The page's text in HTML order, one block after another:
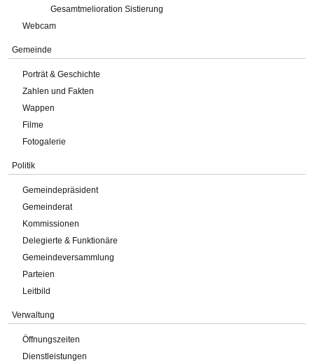
Gesamtmelioration Sistierung
Webcam
Gemeinde
Porträt & Geschichte
Zahlen und Fakten
Wappen
Filme
Fotogalerie
Politik
Gemeindepräsident
Gemeinderat
Kommissionen
Delegierte & Funktionäre
Gemeindeversammlung
Parteien
Leitbild
Verwaltung
Öffnungszeiten
Dienstleistungen